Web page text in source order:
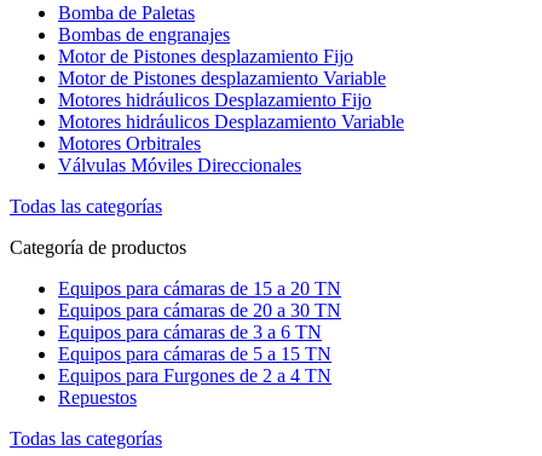
Bomba de Paletas
Bombas de engranajes
Motor de Pistones desplazamiento Fijo
Motor de Pistones desplazamiento Variable
Motores hidráulicos Desplazamiento Fijo
Motores hidráulicos Desplazamiento Variable
Motores Orbitrales
Válvulas Móviles Direccionales
Todas las categorías
Categoría de productos
Equipos para cámaras de 15 a 20 TN
Equipos para cámaras de 20 a 30 TN
Equipos para cámaras de 3 a 6 TN
Equipos para cámaras de 5 a 15 TN
Equipos para Furgones de 2 a 4 TN
Repuestos
Todas las categorías